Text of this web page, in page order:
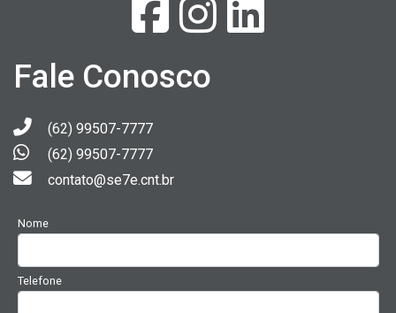
Fale Conosco
(62) 99507-7777
(62) 99507-7777
contato@se7e.cnt.br
Nome
Telefone